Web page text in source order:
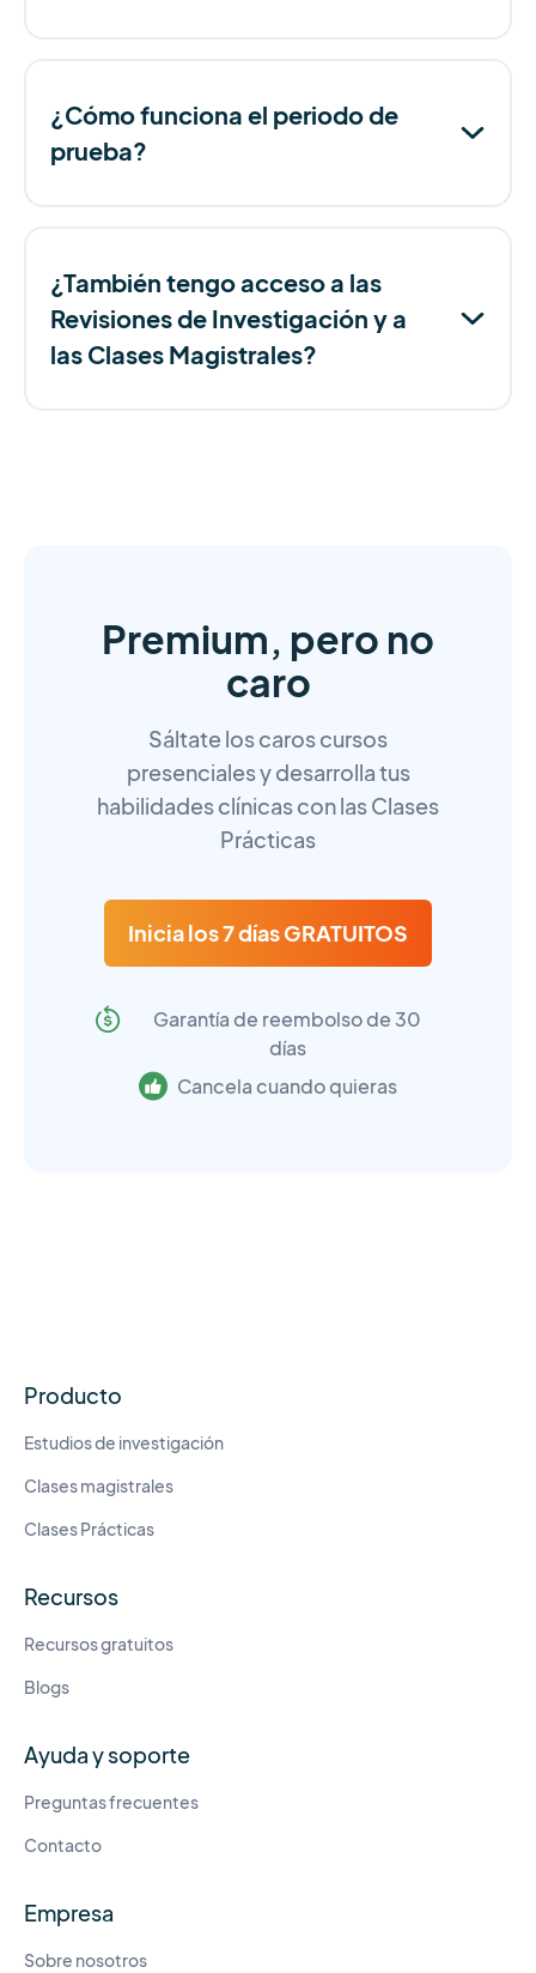
¿Cómo funciona el periodo de
prueba?
¿También tengo acceso a las
Revisiones de Investigación y a
las Clases Magistrales?
Premium, pero no
caro
Sáltate los caros cursos
presenciales y desarrolla tus
habilidades clínicas con las Clases
Prácticas
Inicia los 7 días GRATUITOS
Garantía de reembolso de 30
días
Cancela cuando quieras
Producto
Estudios de investigación
Clases magistrales
Clases Prácticas
Recursos
Recursos gratuitos
Blogs
Ayuda y soporte
Preguntas frecuentes
Contacto
Empresa
Sobre nosotros